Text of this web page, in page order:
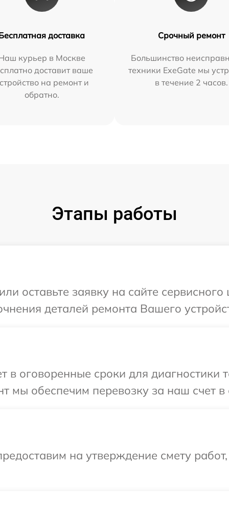
доставка
курьер в Москве
доставит ваше
на ремонт и
обратно.
Срочный ремонт
Большинство
техники ExeGate мы
в течение 2 часов.
Этапы работы
оставьте заявку на сайте
деталей ремонта Вашего
оговоренные сроки для диагностики
мы обеспечим перевозку за наш счет
на утверждение смету